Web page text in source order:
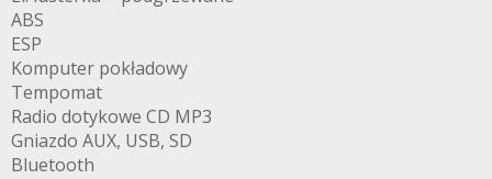
ABS
ESP
Komputer pokładowy
Tempomat
Radio dotykowe CD MP3
Gniazdo AUX, USB, SD
Bluetooth